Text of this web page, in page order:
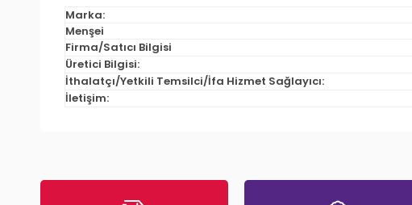
Marka:
Menşei
Firma/Satıcı Bilgisi
Üretici Bilgisi:
İthalatçı/Yetkili Temsilci/İfa Hizmet Sağlayıcı:
İletişim: